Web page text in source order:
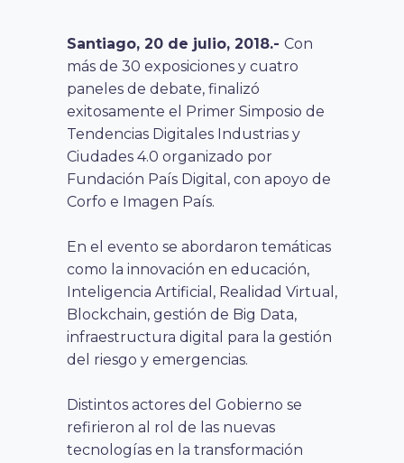
Santiago, 20 de julio, 2018.- Con
más de 30 exposiciones y cuatro
paneles de debate, finalizó
exitosamente el Primer Simposio de
Tendencias Digitales Industrias y
Ciudades 4.0 organizado por
Fundación País Digital, con apoyo de
Corfo e Imagen País.
En el evento se abordaron temáticas
como la innovación en educación,
Inteligencia Artificial, Realidad Virtual,
Blockchain, gestión de Big Data,
infraestructura digital para la gestión
del riesgo y emergencias.
Distintos actores del Gobierno se
refirieron al rol de las nuevas
tecnologías en la transformación